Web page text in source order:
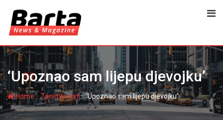
content
‘Upoznao sam lijepu djevojku’
Home-Zanimljivosti-‘Upoznao sam lijepu djevojku’